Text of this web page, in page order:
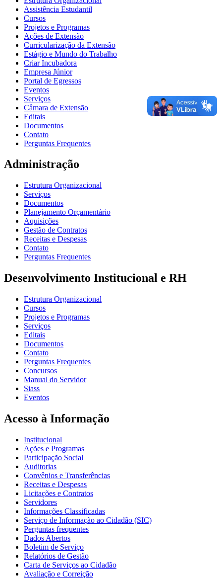
Assistência Estudantil
Cursos
Projetos e Programas
Ações de Extensão
Curricularização da Extensão
Estágio e Mundo do Trabalho
Criar Incubadora
Empresa Júnior
Portal de Egressos
Eventos
Serviços
Câmara de Extensão
Editais
Documentos
Contato
Perguntas Frequentes
Administração
Estrutura Organizacional
Serviços
Documentos
Planejamento Orçamentário
Aquisições
Gestão de Contratos
Receitas e Despesas
Contato
Perguntas Frequentes
Desenvolvimento Institucional e RH
Estrutura Organizacional
Cursos
Projetos e Programas
Serviços
Editais
Documentos
Contato
Perguntas Frequentes
Concursos
Manual do Servidor
Siass
Eventos
Acesso à Informação
Institucional
Ações e Programas
Participação Social
Auditorias
Convênios e Transferências
Receitas e Despesas
Licitações e Contratos
Servidores
Informações Classificadas
Serviço de Informação ao Cidadão (SIC)
Perguntas frequentes
Dados Abertos
Boletim de Serviço
Relatórios de Gestão
Carta de Serviços ao Cidadão
Avaliação e Correição